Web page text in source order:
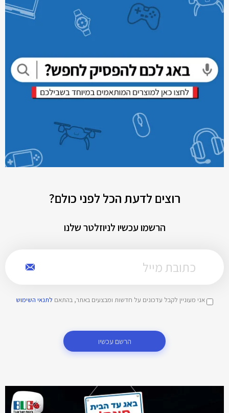
רוצים לדעת הכל לפני כולם?
הרשמו עכשיו לניוזלטר שלנו
אני מעוניין לקבל עדכונים על חדשות ומבצעים באתר, בהתאם לתנאי השימוש
הרשם עכשיו